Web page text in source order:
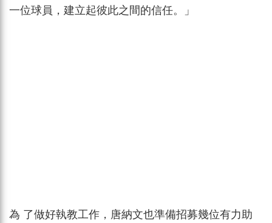
一位球員，建立起彼此之間的信任。」
為 了做好執教工作，唐納文也準備招募幾位有力助